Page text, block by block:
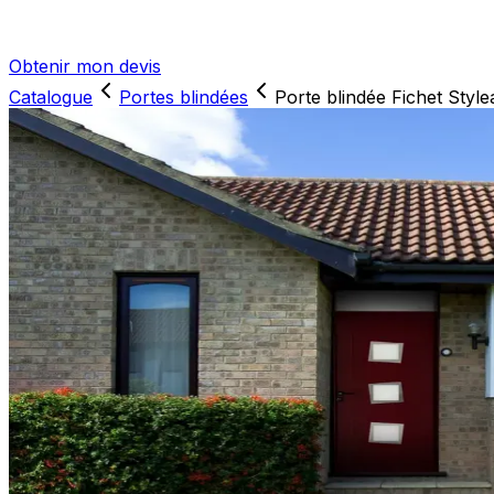
Obtenir mon devis
Catalogue
Portes blindées Porte blindée Fichet